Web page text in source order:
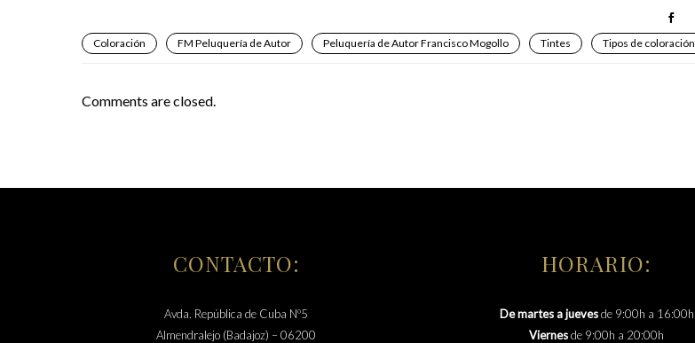
Coloración FM Peluquería de Autor Peluquería de Autor Francisco Mogollo Tintes Tipos de coloración
Comments are closed.
CONTACTO:
Avda. República de Cuba Nº5
Almendralejo (Badajoz) – 06200
HORARIO:
De martes a juevesde 9:00h a 16:00h
Viernesde 9:00h a 20:00h